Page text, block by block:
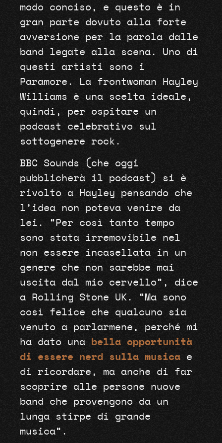
modo conciso, e questo è in
gran parte dovuto alla forte
avversione per la parola dalle
band legate alla scena. Uno di
questi artisti sono i
Paramore. La frontwoman Hayley
Williams è una scelta ideale,
quindi, per ospitare un
podcast celebrativo sul
sottogenere rock.
BBC Sounds (che oggi
pubblicherà il podcast) si è
rivolto a Hayley pensando che
l’idea non poteva venire da
lei. “Per così tanto tempo
sono stata irremovibile nel
non essere incasellata in un
genere che non sarebbe mai
uscita dal mio cervello”, dice
a Rolling Stone UK. “Ma sono
così felice che qualcuno sia
venuto a parlarmene, perché mi
ha dato una
bella opportunità
di essere nerd sulla musicae
di ricordare, ma anche di far
scoprire alle persone nuove
band che provengono da un
lunga stirpe di grande
musica”.